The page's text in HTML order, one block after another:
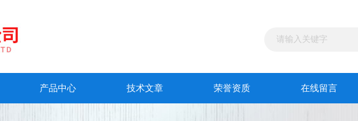
产品中心 技术文章 荣誉资质 在线留言